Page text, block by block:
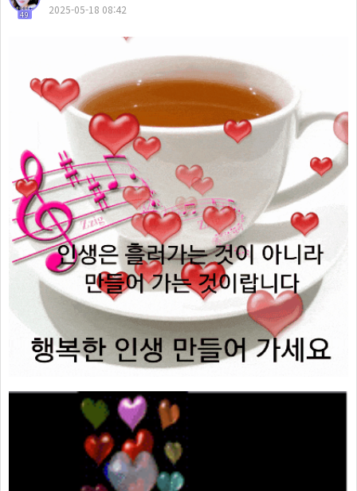
49 2025-05-18 08:42